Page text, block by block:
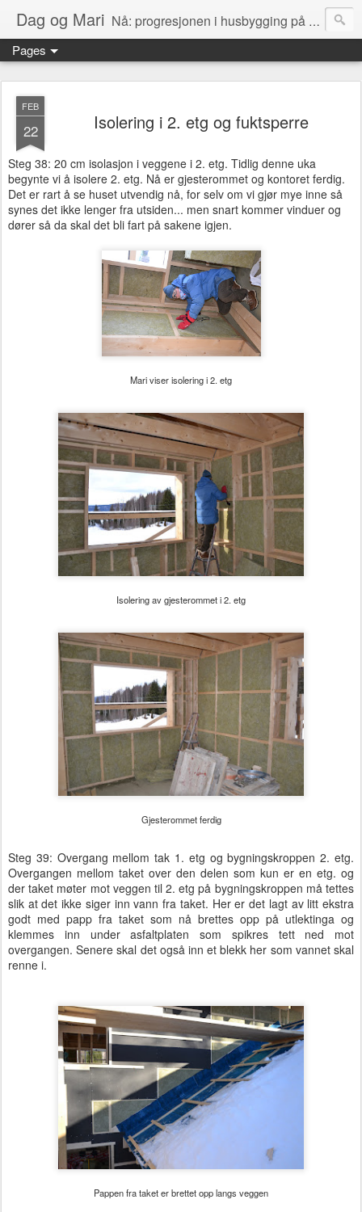
Dag og Mari Nå: progresjonen i husbygging på Olerud gård!
Pages
FEB
22 Isolering i 2. etg og fuktsperre
Steg 38: 20 cm isolasjon i veggene i 2. etg. Tidlig denne uka
begynte vi å isolere 2. etg. Nå er gjesterommet og kontoret ferdig.
Det er rart å se huset utvendig nå, for selv om vi gjør mye inne så
synes det ikke lenger fra utsiden... men snart kommer vinduer og
dører så da skal det bli fart på sakene igjen.
Mari viser isolering i 2. etg
Isolering av gjesterommet i 2. etg
Gjesterommet ferdig
Steg 39: Overgang mellom tak 1. etg og bygningskroppen 2. etg.
Overgangen mellom taket over den delen som kun er en etg. og
der taket møter mot veggen til 2. etg på bygningskroppen må tettes
slik at det ikke siger inn vann fra taket. Her er det lagt av litt ekstra
godt med papp fra taket som nå brettes opp på utlektinga og
klemmes inn under asfaltplaten som spikres tett ned mot
overgangen. Senere skal det også inn et blekk her som vannet skal
renne i.
Pappen fra taket er brettet opp langs veggen